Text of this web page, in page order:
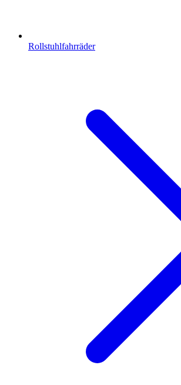
Rollstuhlfahrräder